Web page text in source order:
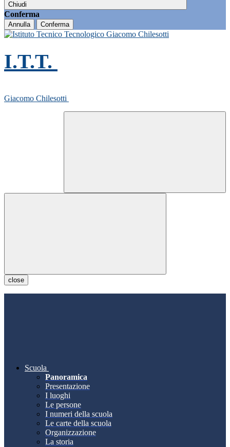
Chiudi
Conferma
Annulla Conferma
I.T.T.
Giacomo Chilesotti
close
Scuola
Panoramica
Presentazione
I luoghi
Le persone
I numeri della scuola
Le carte della scuola
Organizzazione
La storia